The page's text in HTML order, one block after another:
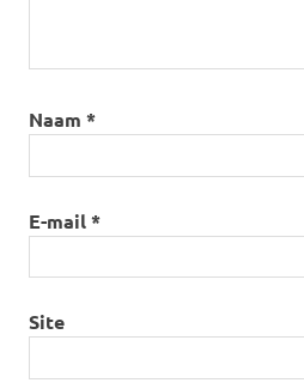
Naam *
E-mail*
Site